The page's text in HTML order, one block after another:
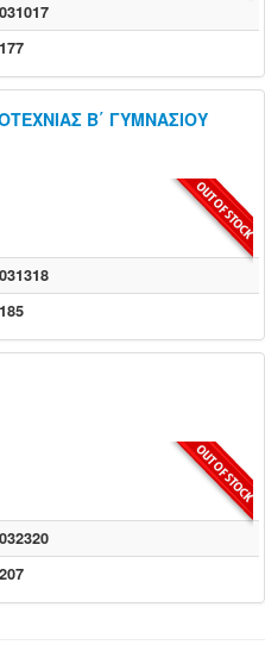
Β΄ ΓΥΜΝΑΣΙΟΥ